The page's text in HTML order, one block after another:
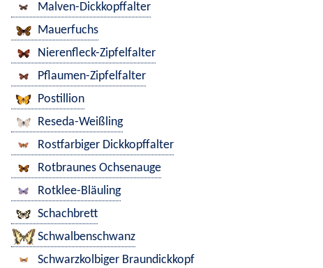
Malven-Dickkopffalter
Mauerfuchs
Nierenfleck-Zipfelfalter
Pflaumen-Zipfelfalter
Postillion
Reseda-Weißling
Rostfarbiger Dickkopffalter
Rotbraunes Ochsenauge
Rotklee-Bläuling
Schachbrett
Schwalbenschwanz
Schwarzkolbiger Braundickkopf